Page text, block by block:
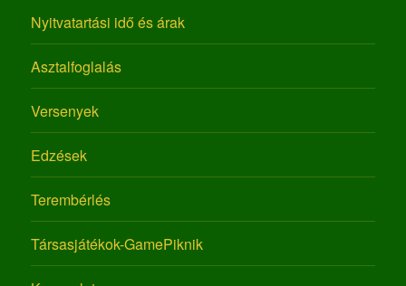
Nyitvatartási idő és árak
Asztalfoglalás
Versenyek
Edzések
Terembérlés
Társasjátékok-GamePiknik